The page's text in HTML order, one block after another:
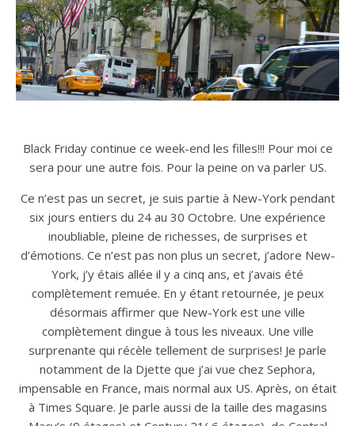
Black Friday continue ce week-end les filles!!! Pour moi ce
sera pour une autre fois. Pour la peine on va parler US.
Ce n’est pas un secret, je suis partie à New-York pendant
six jours entiers du 24 au 30 Octobre. Une expérience
inoubliable, pleine de richesses, de surprises et
d’émotions. Ce n’est pas non plus un secret, j’adore New-
York, j’y étais allée il y a cinq ans, et j’avais été
complètement remuée. En y étant retournée, je peux
désormais affirmer que New-York est une ville
complètement dingue à tous les niveaux. Une ville
surprenante qui récèle tellement de surprises! Je parle
notamment de la Djette que j’ai vue chez Sephora,
impensable en France, mais normal aux US. Après, on était
à Times Square. Je parle aussi de la taille des magasins